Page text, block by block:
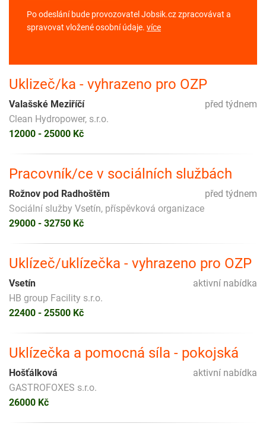
Po odeslání bude provozovatel Jobsik.cz zpracovávat a
spravovat vložené osobní údaje. více
Uklizeč/ka - vyhrazeno pro OZP
před týdnem
Valašské Meziříčí
Clean Hydropower, s.r.o.
12000 - 25000 Kč
Pracovník/ce v sociálních službách
před týdnem
Rožnov pod Radhoštěm
Sociální služby Vsetín, příspěvková organizace
29000 - 32750 Kč
Uklízeč/uklízečka - vyhrazeno pro OZP
aktivní nabídka
Vsetín
HB group Facility s.r.o.
22400 - 25500 Kč
Uklízečka a pomocná síla - pokojská
aktivní nabídka
Hošťálková
GASTROFOXES s.r.o.
26000 Kč